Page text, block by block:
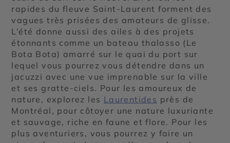
rapides du fleuve Saint-Laurent forment des
vagues très prisées des amateurs de glisse.
L’été donne aussi des ailes à des projets
étonnants comme un bateau thalasso (Le
Bota Bota) amarré sur le quai du port sur
lequel vous pourrez vous détendre dans un
jacuzzi avec une vue imprenable sur la ville
et ses gratte-ciels. Pour les amoureux de
nature, explorez les Laurentides près de
Montréal, pour côtoyer une nature luxuriante
et sauvage, riche en faune et flore. Pour les
plus aventuriers, vous pourrez y faire un